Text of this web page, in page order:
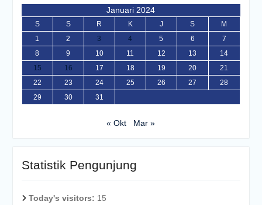
Januari 2024
S S R K J S
M
1
2 3 4 5 6
7
8
9 10 11 12 13
14
15
16 17 18 19 20
21
22
23 24 25 26 27
28
29
30 31
« Okt Mar »
Statistik Pengunjung
Today's visitors: 15